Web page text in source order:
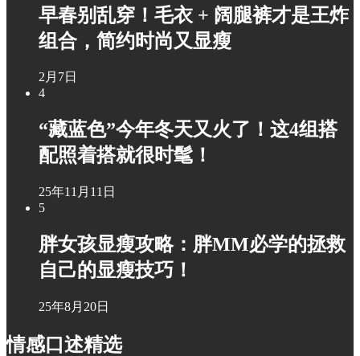
早春别乱穿！毛衣 + 阔腿裤才是王炸
组合，简约时尚又显瘦
2月7日
4
“藏蓝色”今年冬天又火了！这4组搭
配照着搭就很时髦！
25年11月11日
5
胖女孩显瘦攻略：胖MM必学的拯救
自己的显瘦技巧！
25年8月20日
情感口述精选